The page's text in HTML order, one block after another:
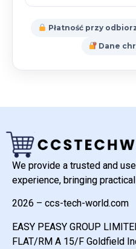
Płatność przy
Dane
We provide a trusted and
experience, bringing
2026 – ccs-tech-world.com
EASY PEASY GROUP
FLAT/RM A 15/F Goldfield